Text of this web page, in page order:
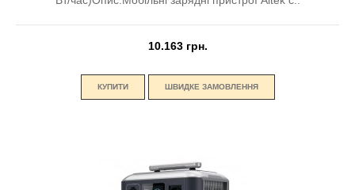
10.163 грн.
КУПИТИ ШВИДКЕ ЗАМОВЛЕННЯ